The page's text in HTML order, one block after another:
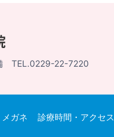
TEL.0229-22-7220
ガネ 診療時間・アクセス